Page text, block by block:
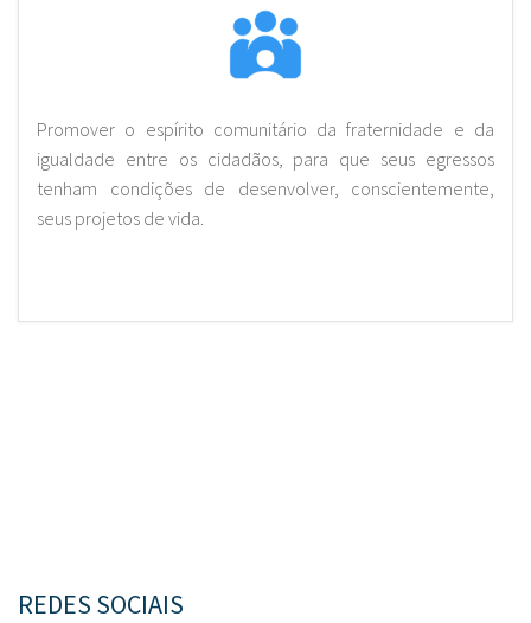
Promover o espírito comunitário da fraternidade e da
igualdade entre os cidadãos, para que seus egressos
tenham condições de desenvolver, conscientemente,
seus projetos de vida.
REDES SOCIAIS